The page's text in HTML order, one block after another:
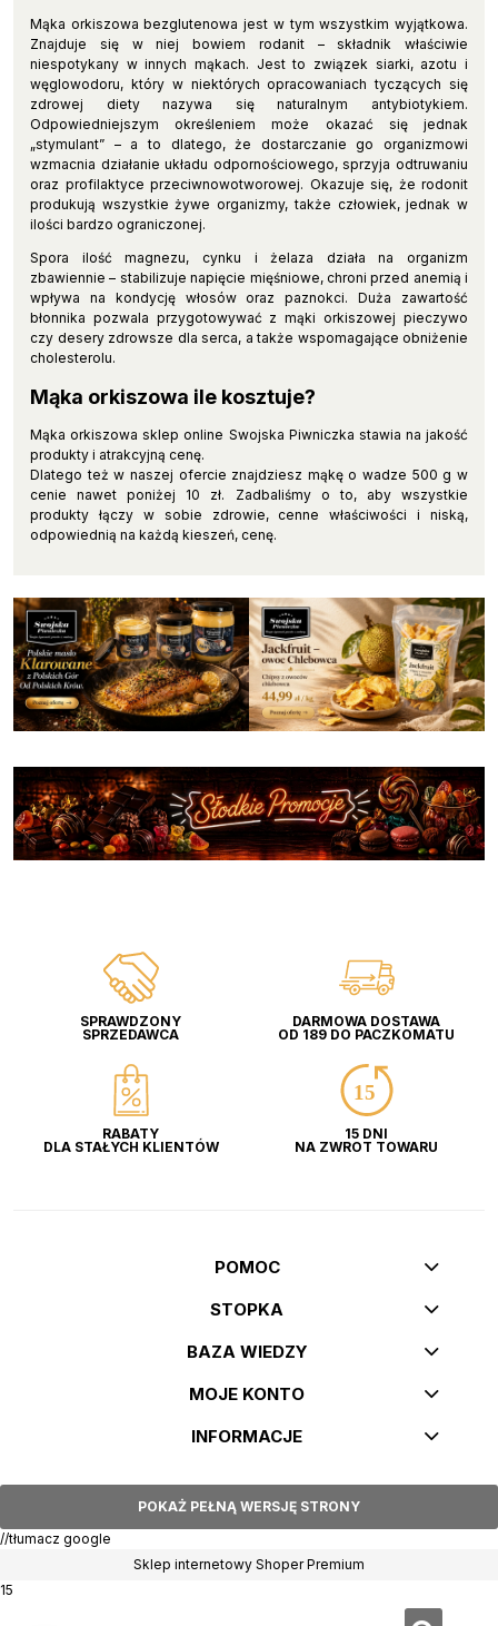
Mąka orkiszowa bezglutenowa jest w tym wszystkim wyjątkowa.
Znajduje się w niej bowiem rodanit – składnik właściwie
niespotykany w innych mąkach. Jest to związek siarki, azotu i
węglowodoru, który w niektórych opracowaniach tyczących się
zdrowej diety nazywa się naturalnym antybiotykiem.
Odpowiedniejszym określeniem może okazać się jednak
„stymulant” – a to dlatego, że dostarczanie go organizmowi
wzmacnia działanie układu odpornościowego, sprzyja odtruwaniu
oraz profilaktyce przeciwnowotworowej. Okazuje się, że rodonit
produkują wszystkie żywe organizmy, także człowiek, jednak w
ilości bardzo ograniczonej.
Spora ilość magnezu, cynku i żelaza działa na organizm
zbawiennie – stabilizuje napięcie mięśniowe, chroni przed anemią i
wpływa na kondycję włosów oraz paznokci. Duża zawartość
błonnika pozwala przygotowywać z mąki orkiszowej pieczywo
czy desery zdrowsze dla serca, a także wspomagające obniżenie
cholesterolu.
Mąka orkiszowa ile kosztuje?
Mąka orkiszowa sklep online Swojska Piwniczka stawia na jakość
produkty i atrakcyjną cenę.
Dlatego też w naszej ofercie znajdziesz mąkę o wadze 500 g w
cenie nawet poniżej 10 zł. Zadbaliśmy o to, aby wszystkie
produkty łączy w sobie zdrowie, cenne właściwości i niską,
odpowiednią na każdą kieszeń, cenę.
SPRAWDZONY
SPRZEDAWCA
DARMOWA DOSTAWA
OD 189 DO PACZKOMATU
RABATY
DLA STAŁYCH KLIENTÓW
15 DNI
NA ZWROT TOWARU
POMOC
STOPKA
BAZA WIEDZY
MOJE KONTO
INFORMACJE
POKAŻ PEŁNĄ WERSJĘ STRONY
//tłumacz google
Sklep internetowy Shoper Premium
15